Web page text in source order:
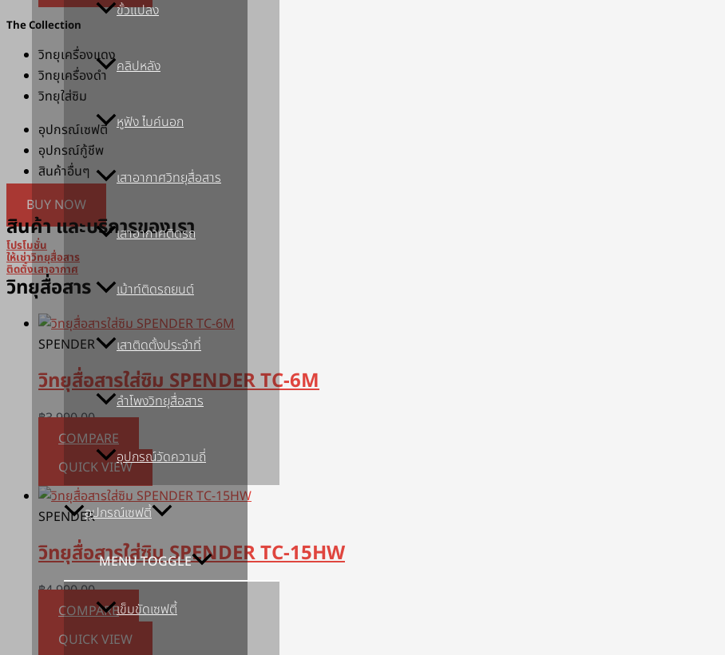
ขั้วแปลง
คลิปหลัง
หูฟัง ไมค์นอก
เสาอากาศวิทยุสื่อสาร
เสาอากาศติดรถ
เม้าท์ติดรถยนต์
เสาติดตั้งประจำที่
ลำโพงวิทยุสื่อสาร
อุปกรณ์วัดความถี่
อุปกรณ์เซฟตี้
MENU TOGGLE
เข็มขัดเซฟตี้
The Collection
วิทยุเครื่องแดง
วิทยุเครื่องดำ
วิทยุใส่ซิม
อุปกรณ์เซฟตี้
อุปกรณ์กู้ชีพ
สินค้าอื่นๆ
BUY NOW
สินค้า และบริการของเรา
โปรโมชั่น
ให้เช่าวิทยุสื่อสาร
ติดตั้งเสาอากาศ
วิทยุสื่อสาร
SPENDER
วิทยุสื่อสารใส่ซิม SPENDER TC-6M
฿3,990.00
COMPARE
QUICK VIEW
SPENDER
วิทยุสื่อสารใส่ซิม SPENDER TC-15HW
฿4,990.00
COMPARE
QUICK VIEW